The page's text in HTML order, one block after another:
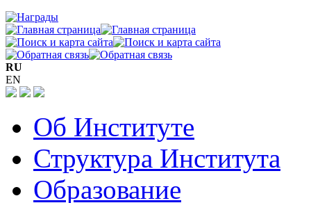
RU
EN
Об Институте
Структура Института
Образование